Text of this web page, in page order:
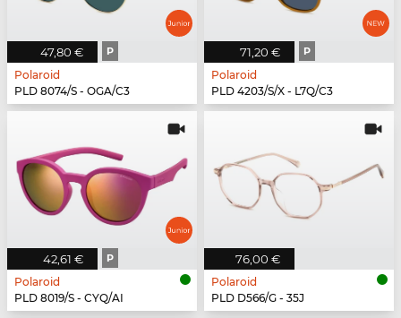
47,80 € P
Polaroid
PLD 8074/S - OGA/C3
71,20 € P
Polaroid
PLD 4203/S/X - L7Q/C3
42,61 € P
Polaroid
PLD 8019/S - CYQ/AI
76,00 €
Polaroid
PLD D566/G - 35J